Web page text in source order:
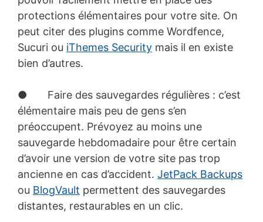
protections élémentaires pour votre site. On
peut citer des plugins comme Wordfence,
Sucuri ou iThemes Security mais il en existe
bien d’autres.
● Faire des sauvegardes régulières : c’est
élémentaire mais peu de gens s’en
préoccupent. Prévoyez au moins une
sauvegarde hebdomadaire pour être certain
d’avoir une version de votre site pas trop
ancienne en cas d’accident. JetPack Backups
ou BlogVault permettent des sauvegardes
distantes, restaurables en un clic.